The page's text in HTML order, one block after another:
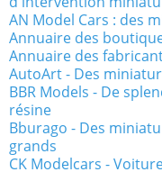
AN Model Cars : des
Annuaire des
Annuaire des
AutoArt - Des
BBR Models - De
résine
Bburago - Des
grands
CK Modelcars -